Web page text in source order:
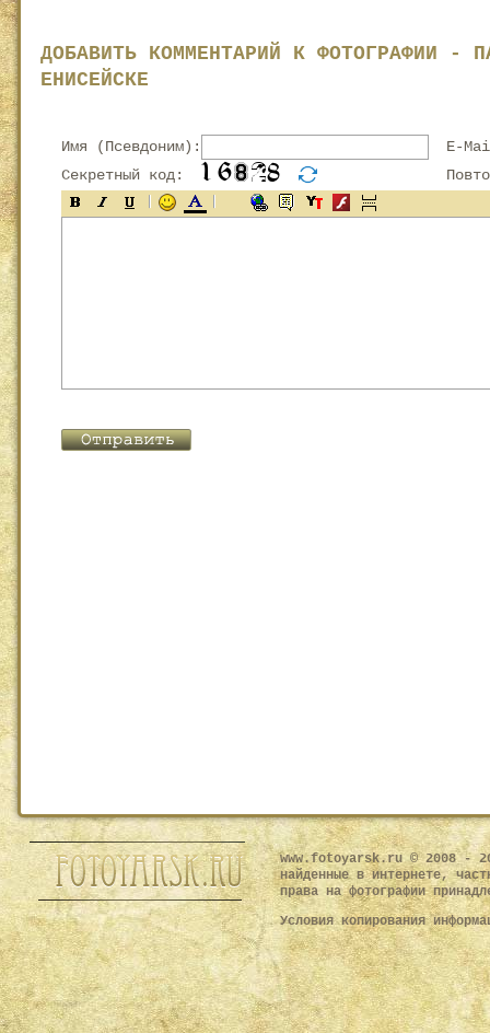
ДОБАВИТЬ КОММЕНТАРИЙ К ФОТОГРАФИИ -
ЕНИСЕЙСКЕ
Имя (Псевдоним):
E-
Секретный код:
www.fotoyarsk.ru © 2008 -
найденные в интернете,
права на фотографии
Условия копирования